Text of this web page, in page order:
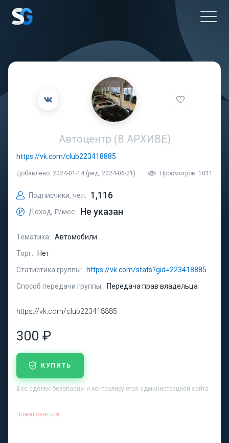
Автоцентр (В АРХИВЕ)
https://vk.com/club223418885
Добавлено: 2024-01-14 (ред. 2024-06-21) Просмотров: 1011
Подписчики, чел. 1,116
Доход, ₽/мес. Не указан
Тематика: Автомобили
Торг:
Нет
Статистика группы:
https://vk.com/stats?gid=223418885
Способ передачи группы:
Передача прав владельца
https://vk.com/club223418885
300 ₽
КУПИТЬ
Все сделки безопасны и контролируются администрацией сайта
Пожаловаться